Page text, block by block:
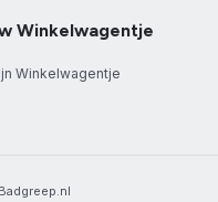
Winkelwagentje
Winkelwagentje